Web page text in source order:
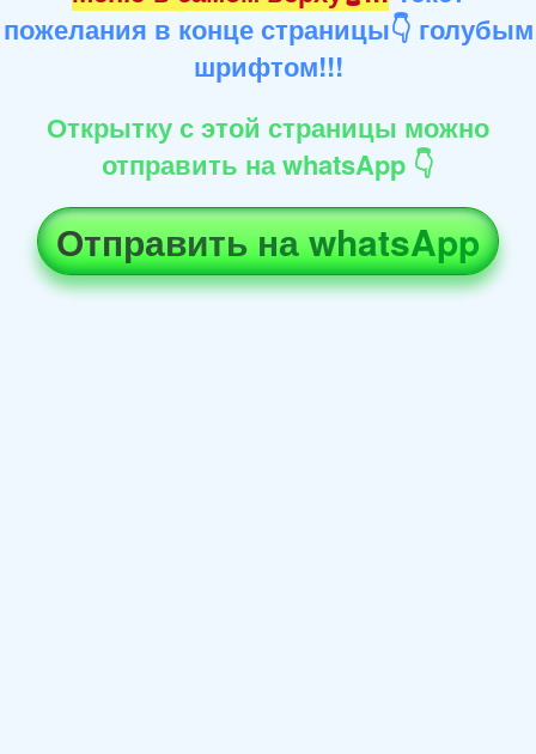
пожелания в конце страницы👇 голубым
шрифтом!!!
Открытку с этой страницы можно
отправить на whatsApp 👇
Отправить на whatsApp